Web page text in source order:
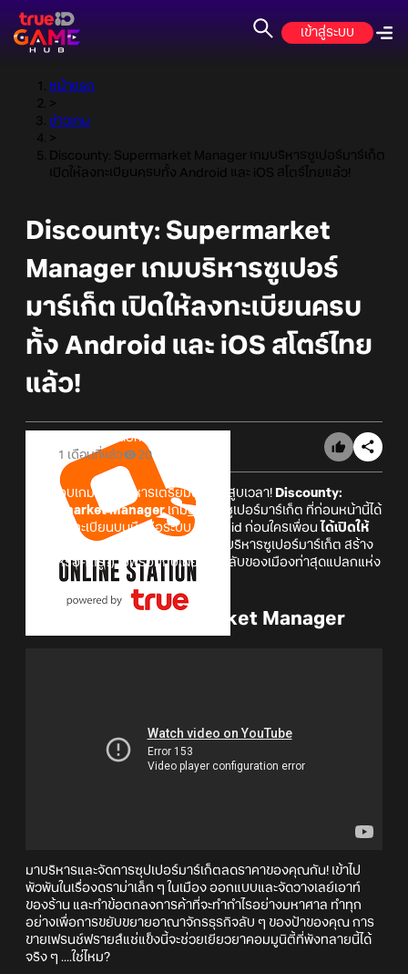
เข้าสู่ระบบ
หน้าแรก
>
ข่าวเกม
>
Discounty: Supermarket Manager เกมบริหารซูเปอร์มาร์เก็ต
เปิดให้ลงทะเบียนครบทั้ง Android และ iOS สโตร์ไทยแล้ว!
Discounty: Supermarket
Manager เกมบริหารซูเปอร์
มาร์เก็ต เปิดให้ลงทะเบียนครบ
ทั้ง Android และ iOS สโตร์ไทย
แล้ว!
Online Station
1 เดือนที่แล้ว
20
ผู้ชื่นชอบเกมแนวบริหารเตรียมตัวโดนสูบเวลา! Discounty:
Supermarket Managerเกมบริหาร
ซูเปอร์มาร์เก็ต ที่ก่อนหน้านี้ได้
เปิดให้ลงทะเบียนบนมือถือระบบ Android ก่อนใครเพื่อน ได้เปิดให้
ชาว iOS ลงทะเบียนบ้างแล้ว
เตรียมบริหารซูเปอร์มาร์เก็ต สร้าง
มิตร (หรือศัตรู?) ไปพร้อมกับเผยความลับของเมืองท่าสุดแปลกแห่ง
Discounty: Supermarket Manager
มาบริหารและจัดการซุปเปอร์มาร์เก็ตลดราคาของคุณกัน! เข้าไป
พัวพันในเรื่องดราม่าเล็ก ๆ ในเมือง ออกแบบและจัดวางเลย์เอาท์
ของร้าน และทำข้อตกลงการค้าที่จะทำกำไรอย่างมหาศาล ทำทุก
อย่างเพื่อการขยับขยายอาณาจักรธุรกิจลับ ๆ ของป้าของคุณ การ
ขายเฟรนช์ฟรายส์แช่แข็งนี้จะช่วยเยียวยาคอมมูนิตี้ที่พังทลายนี้ได้
จริง ๆ ....ใช่ไหม?